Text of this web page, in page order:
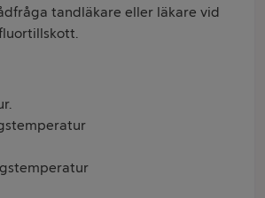
tandläkare eller läkare vid